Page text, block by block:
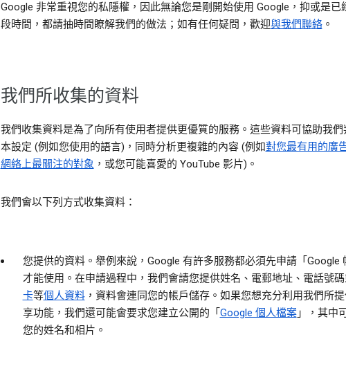
Google 非常重視您的私隱權，因此無論您是剛開始使用 Google，抑或是已
段時間，都請抽時間瞭解我們的做法；如有任何疑問，歡迎與我們聯絡。
我們所收集的資料
我們收集資料是為了向所有使用者提供更優質的服務。這些資料可協助我們
本設定 (例如您使用的語言)，同時分析更複雜的內容 (例如對您最有用的廣
網絡上最關注的對象 ，或您可能喜愛的 YouTube 影片)。
我們會以下列方式收集資料：
您提供的資料。 舉例來說，Google 有許多服務都必須先申請「Google
才能使用。在申請過程中，我們會請您提供姓名、電郵地址、電話號
卡等個人資料，資料會連同您的帳戶儲存。如果您想充分利用我們所
享功能，我們還可能會要求您建立公開的「 Google 個人檔案」，其中
您的姓名和相片。